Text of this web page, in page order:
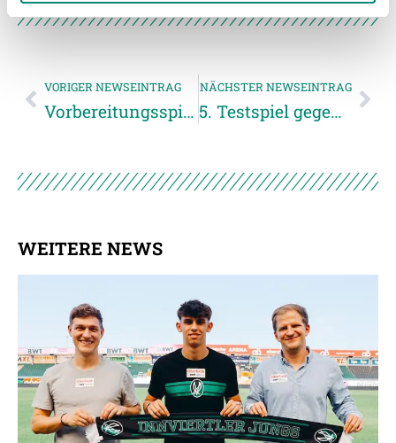
Empfänger entnehmen Sie unserer
Datenschutzerklärung.
VORIGER NEWSEINTRAG
Vorbereitungsspiel gegen FC Zürich
NÄCHSTER NEWSEINTRAG
5. Testspiel gegen polnischen Erstligisten
WEITERE NEWS